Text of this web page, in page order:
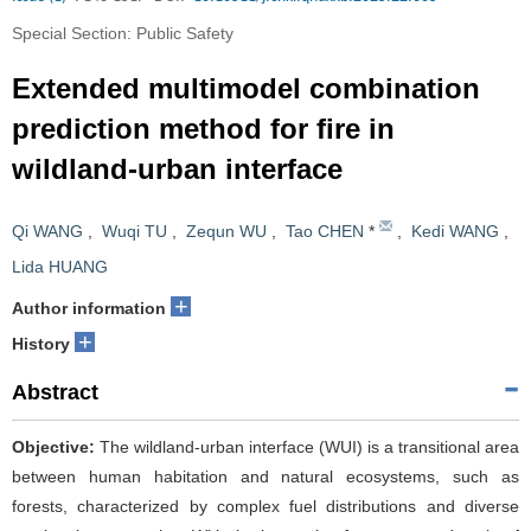
Special Section: Public Safety
Extended multimodel combination
prediction method for fire in
wildland-urban interface
Qi WANG , Wuqi TU , Zequn WU , Tao CHEN * , Kedi WANG ,
Lida HUANG
Author information +
History +
Abstract
Objective: The wildland-urban interface (WUI) is a transitional area
between human habitation and natural ecosystems, such as
forests, characterized by complex fuel distributions and diverse